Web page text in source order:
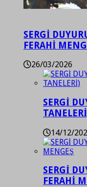
SERGİ
FERAHİ
26/03/2026
SERGİ
14/12/
SERGİ
FERAHİ